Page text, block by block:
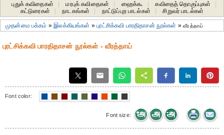
புதுக் கவிதைகள் மரபுக் கவிதைகள் ஹைக்கூ கவிதைத் தொகுப்புகள்
கட்டுரைகள்
நாடகங்கள் நாட்டுப்புற பாடல்கள் சிறுவர் பாடல்கள்
முதன்மை பக்கம் »இலக்கியங்கள் »புரட்சிக்கவி பாரதிதாசன் நூல்கள் »வீரத்தாய்
புரட்சிக்கவி பாரதிதாசன் நூல்கள் - வீரத்தாய்
Font color:
Font size: